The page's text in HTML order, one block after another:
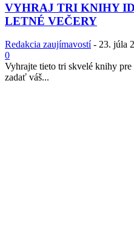
VYHRAJ TRI KNIHY
LETNÉ VEČERY
Redakcia zaujímavostí - 23. júla
0
Vyhrajte tieto tri skvelé knihy
zadať váš...